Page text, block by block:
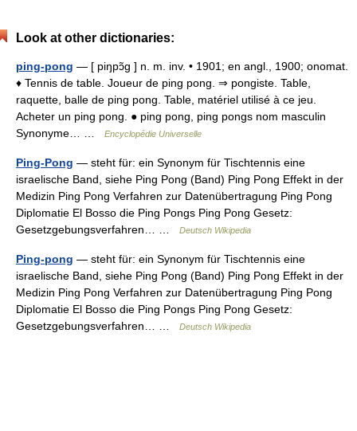
Look at other dictionaries:
ping-pong — [ piŋpɔ̃g ] n. m. inv. • 1901; en angl., 1900; onomat.
♦ Tennis de table. Joueur de ping pong. ⇒ pongiste. Table,
raquette, balle de ping pong. Table, matériel utilisé à ce jeu.
Acheter un ping pong. ● ping pong, ping pongs nom masculin
Synonyme… …
Encyclopédie Universelle
Ping-Pong — steht für: ein Synonym für Tischtennis eine
israelische Band, siehe Ping Pong (Band) Ping Pong Effekt in der
Medizin Ping Pong Verfahren zur Datenübertragung Ping Pong
Diplomatie El Bosso die Ping Pongs Ping Pong Gesetz:
Gesetzgebungsverfahren… …
Deutsch Wikipedia
Ping-pong — steht für: ein Synonym für Tischtennis eine
israelische Band, siehe Ping Pong (Band) Ping Pong Effekt in der
Medizin Ping Pong Verfahren zur Datenübertragung Ping Pong
Diplomatie El Bosso die Ping Pongs Ping Pong Gesetz:
Gesetzgebungsverfahren… …
Deutsch Wikipedia